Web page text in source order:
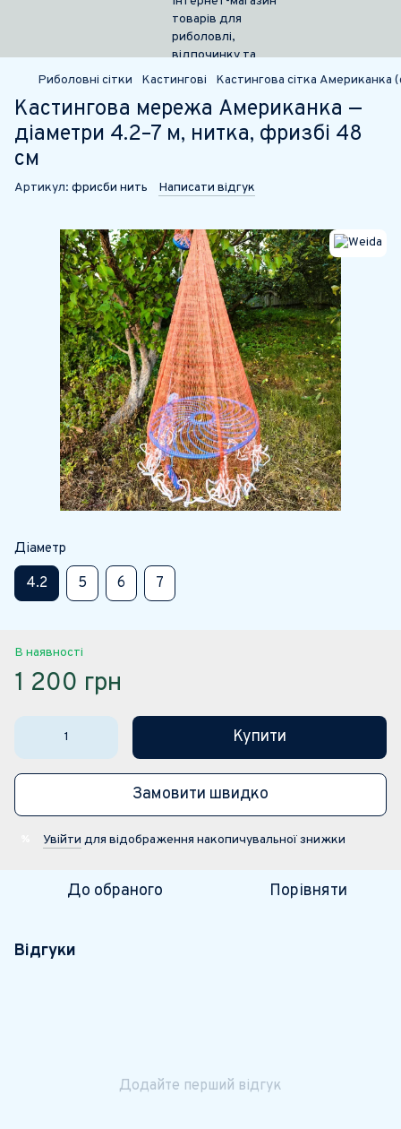
Риболовні сітки Кастингові Кастингова сітка Американка
Кастингова мережа Американка —
діаметри 4.2–7 м, нитка, фризбі 48
см
Артикул: фрисби нить Написати відгук
Діаметр
4.2 5 6 7
В наявності
1 200 грн
Купити
Замовити швидко
Увійти для відображення накопичувальної знижки
До обраного Порівняти
Відгуки
Додайте перший відгук